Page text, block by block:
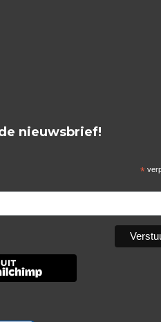
nieuwsbrief!
*